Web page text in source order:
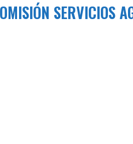
SERVICIOS